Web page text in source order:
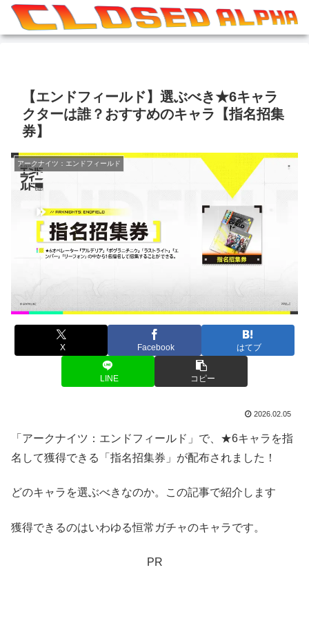
【エンドフィールド】選ぶべき★6キャラ
クターは誰？おすすめのキャラ【指名招集
券】
アークナイツ：エンドフィールド
X Facebook はてブ
LINE コピー
2026.02.05
「アークナイツ：エンドフィールド」で、★6キャラを指
名して獲得できる「指名招集券」が配布されました！
どのキャラを選ぶべきなのか。この記事で紹介します
獲得できるのはいわゆる恒常ガチャのキャラです。
PR